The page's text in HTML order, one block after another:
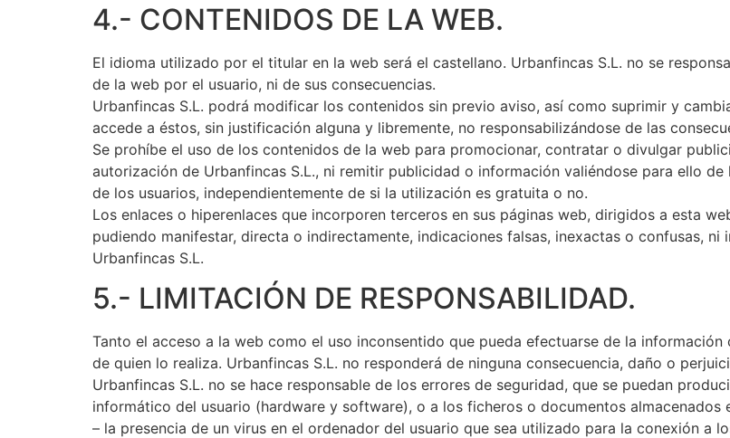
4.- CONTENIDOS DE LA WEB.
El idioma utilizado por el titular en la web será el castellano. Urbanfincas S.L. no se
de la web por el usuario, ni de sus consecuencias.
Urbanfincas S.L. podrá modificar los contenidos sin previo aviso, así como suprimir y
accede a éstos, sin justificación alguna y libremente, no responsabilizándose de las
Se prohíbe el uso de los contenidos de la web para promocionar, contratar o divulgar
autorización de Urbanfincas S.L., ni remitir publicidad o información valiéndose para ello
de los usuarios, independientemente de si la utilización es gratuita o no.
Los enlaces o hiperenlaces que incorporen terceros en sus páginas web, dirigidos a esta
pudiendo manifestar, directa o indirectamente, indicaciones falsas, inexactas o confusas,
Urbanfincas S.L.
5.- LIMITACIÓN DE RESPONSABILIDAD.
Tanto el acceso a la web como el uso inconsentido que pueda efectuarse de la
de quien lo realiza. Urbanfincas S.L. no responderá de ninguna consecuencia, daño o
Urbanfincas S.L. no se hace responsable de los errores de seguridad, que se puedan
informático del usuario (hardware y software), o a los ficheros o documentos almacenados
– la presencia de un virus en el ordenador del usuario que sea utilizado para la conexión a